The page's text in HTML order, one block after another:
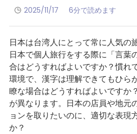
2025/11/17 6分で読めます
日本は台湾人にとって常に人気の
日本で個人旅行をする際に「言葉
合はどうすればよいですか？慣れ
環境で、漢字は理解できてもひら
瞭な場合はどうすればよいですか
が異なります。日本の店員や地元
ョンを取りたいのに、適切な表現
か？